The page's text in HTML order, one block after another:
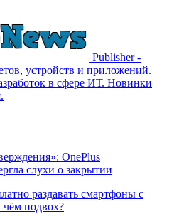
Publisher -
устройств и приложений.
в сфере ИТ. Новинки
OnePlus
слухи о закрытии
раздавать смартфоны с
подвох?